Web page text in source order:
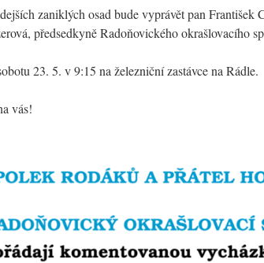
zaniklých osad bude vyprávět pan František
předsedkyně Radoňovického okrašlovacího
23. 5. v 9:15 na železniční zastávce na Rádle.
vás!